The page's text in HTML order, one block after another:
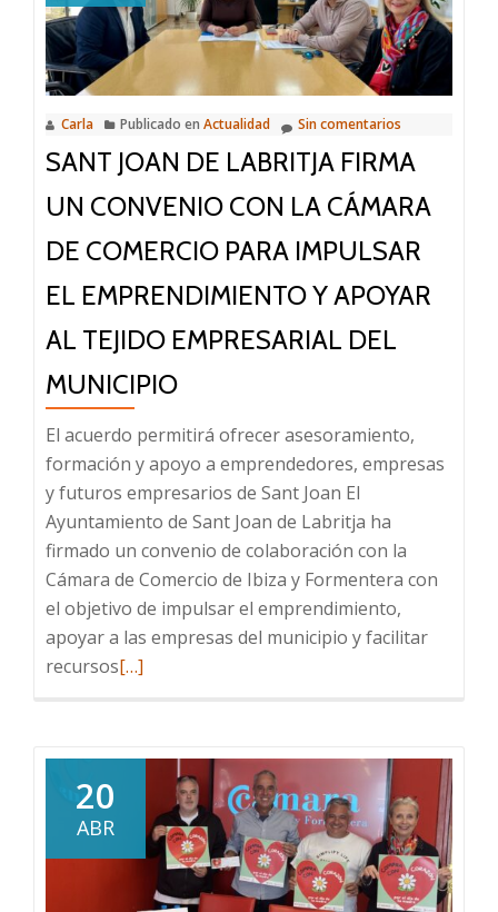
2026
Carla Publicado en Actualidad Sin comentarios
SANT JOAN DE LABRITJA FIRMA
UN CONVENIO CON LA CÁMARA
DE COMERCIO PARA IMPULSAR
EL EMPRENDIMIENTO Y APOYAR
AL TEJIDO EMPRESARIAL DEL
MUNICIPIO
El acuerdo permitirá ofrecer asesoramiento,
formación y apoyo a emprendedores, empresas
y futuros empresarios de Sant Joan El
Ayuntamiento de Sant Joan de Labritja ha
firmado un convenio de colaboración con la
Cámara de Comercio de Ibiza y Formentera con
el objetivo de impulsar el emprendimiento,
apoyar a las empresas del municipio y facilitar
recursosLeer
Labritja
[…]
20
ABR